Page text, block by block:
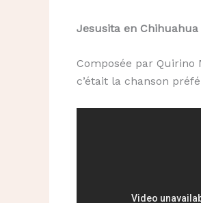
Jesusita en Chihuahua
Composée par
c’était la chanson